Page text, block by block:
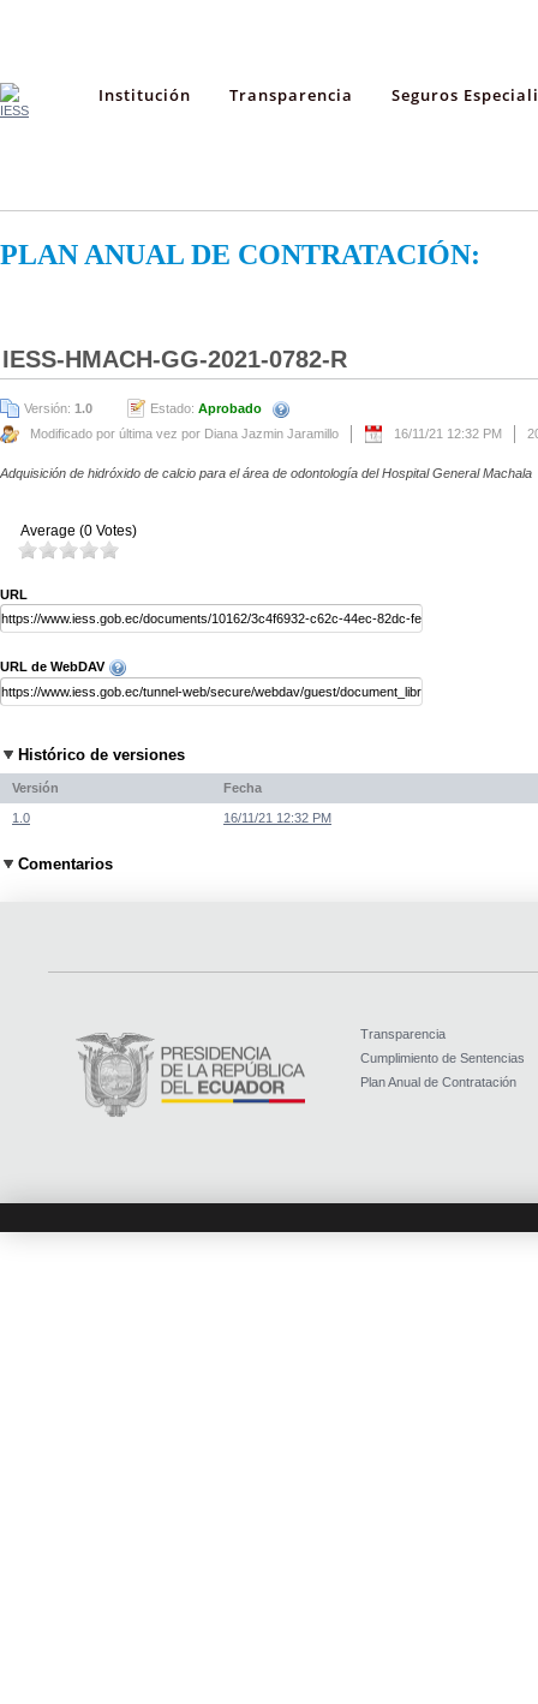
Institución Transparencia Seguros
PLAN ANUAL DE CONTRATACIÓN:
IESS-HMACH-GG-2021-0782-R
Versión: 1.0 Estado: Aprobado
Modificado por última vez por Diana Jazmin Jaramillo
16/11/21 12:32 PM
Adquisición de hidróxido de calcio para el área de odontología del Hospital General Machala
Average (0 Votes)
URL
URL de WebDAV
Histórico de versiones
Versión Fecha
1.0 16/11/21 12:32 PM
Comentarios
Transparencia
Cumplimiento de Sentencias
Plan Anual de Contratación